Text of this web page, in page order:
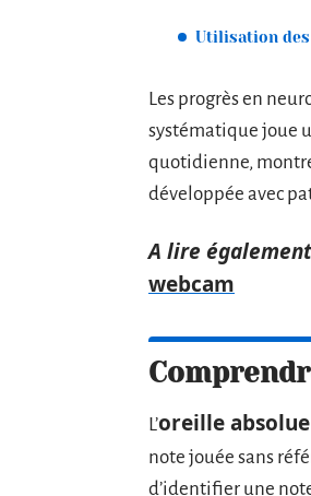
Utilisation
Les progrès en
systématique joue
quotidienne,
développée avec
A lire
webcam
L’oreille absolue
note jouée sans
d’identifier une